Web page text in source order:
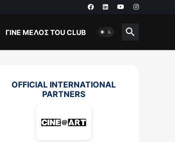
ΓΊΝΕ ΜΈΛΟΣ ΤOU CLUB
OFFICIAL INTERNATIONAL
PARTNERS